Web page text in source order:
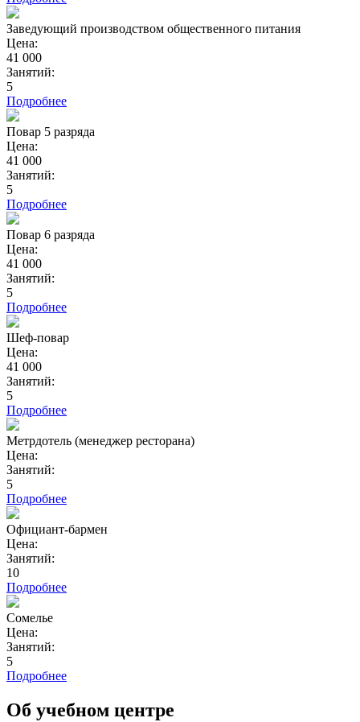
Заведующий производством общественного питания
Цена:
41 000
Занятий:
5
Подробнее
Повар 5 разряда
Цена:
41 000
Занятий:
5
Подробнее
Повар 6 разряда
Цена:
41 000
Занятий:
5
Подробнее
Шеф-повар
Цена:
41 000
Занятий:
5
Подробнее
Метрдотель (менеджер ресторана)
Цена:
Занятий:
5
Подробнее
Официант-бармен
Цена:
Занятий:
10
Подробнее
Сомелье
Цена:
Занятий:
5
Подробнее
Об учебном центре